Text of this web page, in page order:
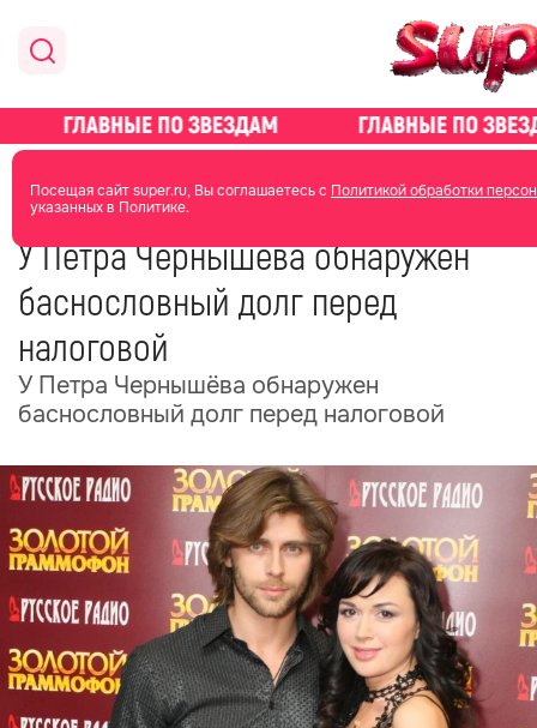
Посещая сайт super.ru, Вы соглашаетесь с Политикой обработки
указанных в Политике.
главная новости о звездах новости
У Петра Чернышёва обнаружен
баснословный долг перед
налоговой
У Петра Чернышёва обнаружен
баснословный долг перед налоговой